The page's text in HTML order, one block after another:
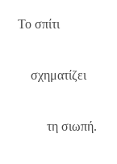
Το σπίτι
σχηματίζει
τη σιωπή.